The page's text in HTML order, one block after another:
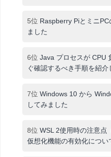
5位 Raspberry Piとミニ
ました
6位 Java プロセスが CPU
ぐ確認するべき手順を紹介
7位 Windows 10 から
してみました
8位 WSL 2使用時の注意点
仮想化機能の有効化につい